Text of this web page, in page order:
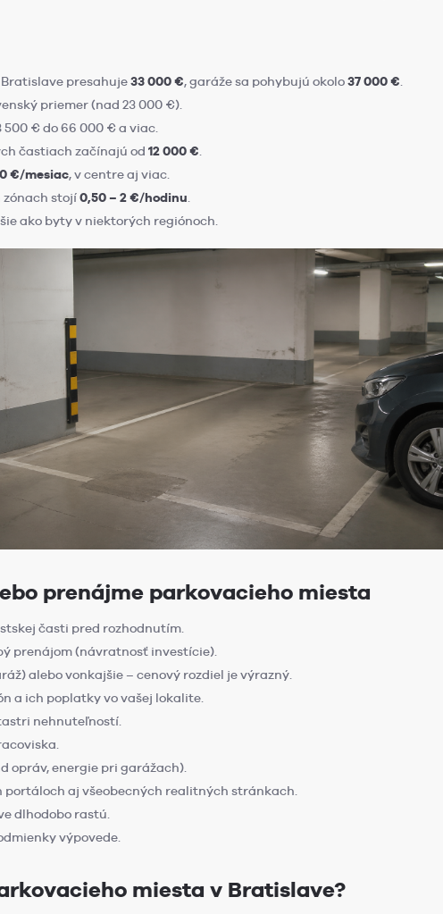
presahuje33 000 €, garáže sa pohybujú okolo37 000 €
priemer (nad 23 000 €).
€ do 66 000 € a viac.
častiach začínajú od 12 000 €
€/mesiac, v centre aj viac.
stojí0,50 – 2 €/hodinu
ako byty v niektorých regiónoch.
prenájme parkovacieho miesta
časti pred rozhodnutím.
prenájom (návratnosť investície).
alebo vonkajšie – cenový rozdiel je výrazný.
a ich poplatky vo vašej lokalite.
nehnuteľností.
opráv, energie pri garážach).
portáloch aj všeobecných realitných stránkach.
dlhodobo rastú.
výpovede.
miesta v Bratislave?